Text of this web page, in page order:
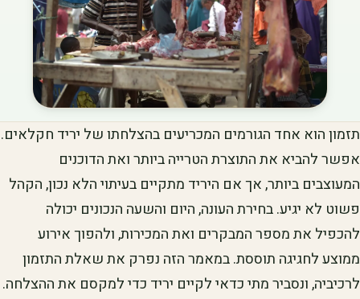
תזמון הוא אחד הגורמים המכריעים בהצלחתו של יריד חקלאים.
אפשר להביא את התוצרת הטרייה ביותר ואת הדוכנים
המעוצבים ביותר, אך אם היריד מתקיים בעיתוי הלא נכון, הקהל
פשוט לא יגיע. בחירת העונה, היום והשעה הנכונים יכולה
להכפיל את מספר המבקרים ואת המכירות, ולהפוך אירוע
ממוצע לחגיגה תוססת. במאמר הזה נפרק את שאלת התזמון
לרכיביה, ונסביר מתי כדאי לקיים יריד כדי למקסם את ההצלחה.